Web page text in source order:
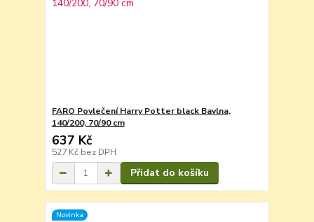
FARO Povlečení Harry Potter black Bavlna,
140/200, 70/90 cm
637 Kč
527 Kč bez DPH
Přidat do košíku
Novinka